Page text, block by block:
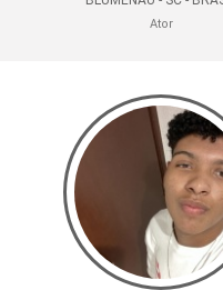
Ator